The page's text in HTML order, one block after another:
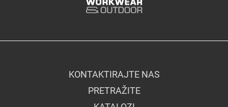
KONTAKTIRAJTE NAS
PRETRAŽITE